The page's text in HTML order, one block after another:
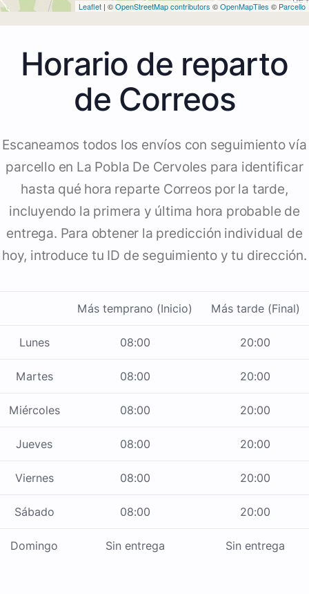
Leaflet | ©OpenStreetMap contributors ©OpenMapTiles © Parcello
Horario de reparto
de Correos
Escaneamos todos los envíos con seguimiento vía
parcello en La Pobla De Cervoles para identificar
hasta qué hora reparte Correos por la tarde,
incluyendo la primera y última hora probable de
entrega. Para obtener la predicción individual de
hoy, introduce tu ID de seguimiento y tu dirección.
Más temprano (Inicio) Más tarde (Final)
Lunes 08:00 20:00
Martes 08:00 20:00
Miércoles 08:00 20:00
Jueves 08:00 20:00
Viernes 08:00 20:00
Sábado 08:00 20:00
Domingo Sin entrega Sin entrega